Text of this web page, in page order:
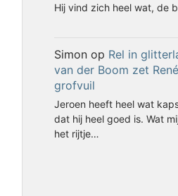
Hij vind zich heel wat, de
Simonop Rel in
van der Boom zet
grofvuil
Jeroen heeft heel wat
dat hij heel goed is. Wat
het rijtje…